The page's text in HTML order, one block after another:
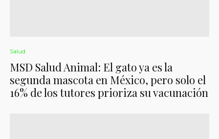
Salud
MSD Salud Animal: El gato ya es la
segunda mascota en México, pero solo el
16% de los tutores prioriza su vacunación